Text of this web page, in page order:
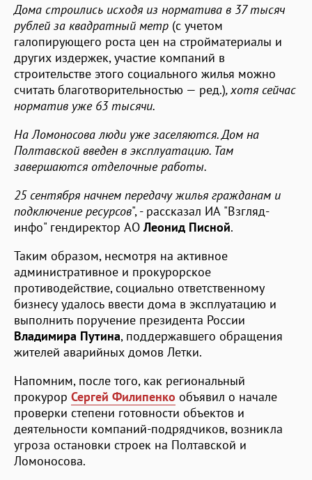
Дома строились исходя из норматива в 37 тысяч
рублей за квадратный метр (с учетом
галопирующего роста цен на стройматериалы и
других издержек, участие компаний в
строительстве этого социального жилья можно
считать благотворительностью — ред.), хотя сейчас
норматив уже 63 тысячи.
На Ломоносова люди уже заселяются. Дом на
Полтавской введен в эксплуатацию. Там
завершаются отделочные работы.
25 сентября начнем передачу жилья гражданам и
подключение ресурсов", - рассказал ИА "Взгляд-
инфо" гендиректор АОЛеонид Писной.
Таким образом, несмотря на активное
административное и прокурорское
противодействие, социально ответственному
бизнесу удалось ввести дома в эксплуатацию и
выполнить поручение президента России
Владимира Путина, поддержавшего обращения
жителей аварийных домов Летки.
Напомним, после того, как региональный
прокурор Сергей Филипенко объявил о начале
проверки степени готовности объектов и
деятельности компаний-подрядчиков, возникла
угроза остановки строек на Полтавской и
Ломоносова.